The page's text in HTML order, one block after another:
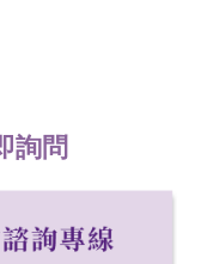
詢問